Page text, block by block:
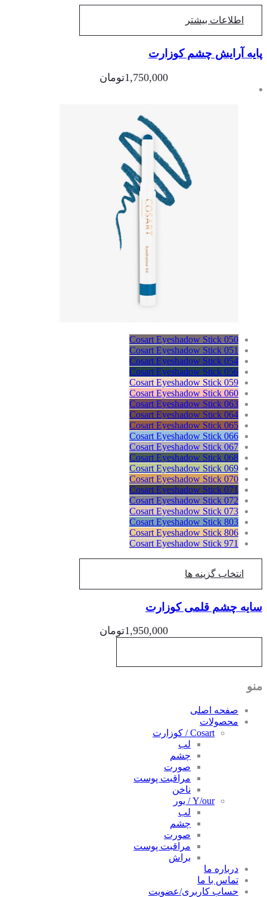
اطلاعات بیشتر
آرایش چشم کوزارت
1,750,000تومان
Cosart Eyeshadow Stick 050
Cosart Eyeshadow Stick 051
Cosart Eyeshadow Stick 054
Cosart Eyeshadow Stick 056
Cosart Eyeshadow Stick 059
Cosart Eyeshadow Stick 060
Cosart Eyeshadow Stick 063
Cosart Eyeshadow Stick 064
Cosart Eyeshadow Stick 065
Cosart Eyeshadow Stick 066
Cosart Eyeshadow Stick 067
Cosart Eyeshadow Stick 068
Cosart Eyeshadow Stick 069
Cosart Eyeshadow Stick 070
Cosart Eyeshadow Stick 071
Cosart Eyeshadow Stick 072
Cosart Eyeshadow Stick 073
Cosart Eyeshadow Stick 803
Cosart Eyeshadow Stick 806
Cosart Eyeshadow Stick 971
انتخاب گزینه ها
چشم قلمی کوزارت
1,950,000تومان
صفحه اصلی
محصولات
Cosart / کوزارت
لب
چشم
صورت
مراقبت پوست
ناخن
Y/our / یور
لب
چشم
صورت
مراقبت پوست
براش
درباره ما
تماس با ما
حساب کاربری/عضویت